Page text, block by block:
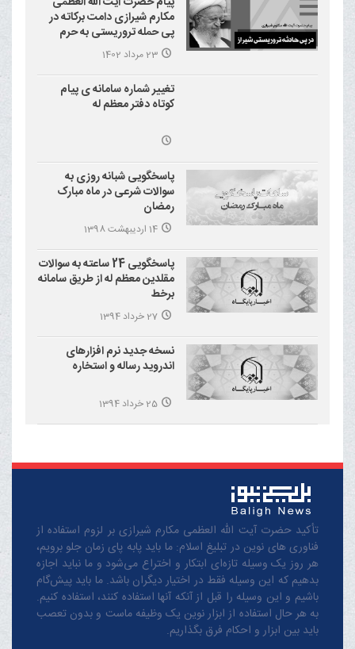
مکارم شیرازی دامت برکاته در
پی حمله تروریستی به حرم
احمد بن موسی علیه السلام
(شاهچراغ)
23 مرداد 1402
تغییر شماره سامانه ی پیام
کوتاه دفتر معظم له
پاسخگویی شبانه روزی به
سوالات شرعی در ماه مبارک
رمضان
14 اردیبهشت 1398
پاسخگویی 24 ساعته به سوالات
مقلدین معظم له از طریق سامانه
برخط
27 خرداد 1394
نسخه جدید نرم افزارهای
اندروید رساله و استخاره
25 خرداد 1394
تأکید حضرت آیت الله العظمی مکارم شیرازی بر لزوم استفاده از
فناوری های نوین در تبلیغ اسلام: ما باید پابه پای زمان جلو برویم،
هر روز یک وسیله تازه‌ای ابتکار و اختراع می‌شود و ما نباید اجازه
بدهیم که این وسیله فقط در اختیار دیگران باشد. ما باید پیش‌گام
باشیم و این وسیله را قبل از آنکه آنها استفاده کنند، استفاده کنیم.
به هر حال استفاده از ابزار نوین یک وظیفه ماست و بدون تعصب
باید بین ابزار و احکام فرق بگذاریم.